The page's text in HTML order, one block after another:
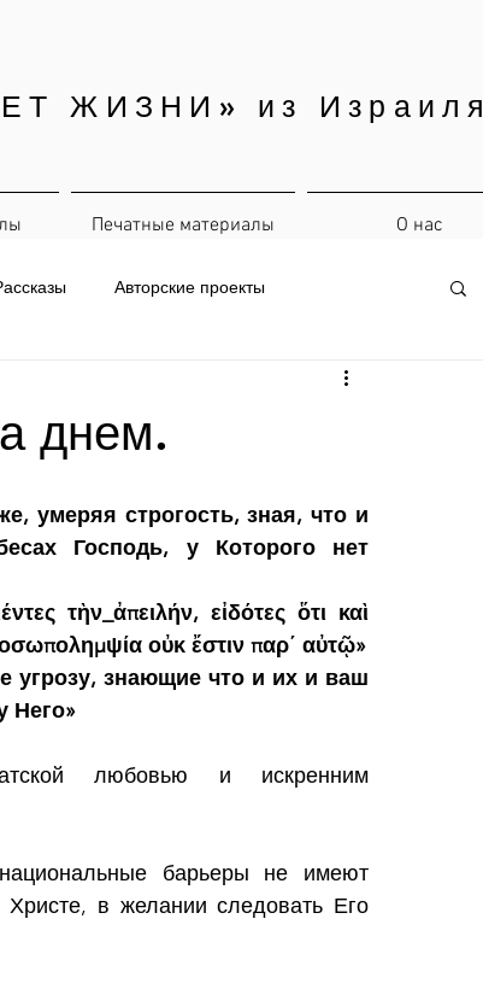
ЖИЗНИ» из Израиля
Печатные материалы О нас
Авторские проекты
днем.
умеряя строгость, зная, что и
Господь, у Которого нет
τὴν_ἀπειλήν, εἰδότες ὅτι καὶ
οὐκ ἔστιν παρ΄ αὐτῷ»
угрозу, знающие что и их и ваш
Него»
любовью и искренним
барьеры не имеют
в желании следовать Его